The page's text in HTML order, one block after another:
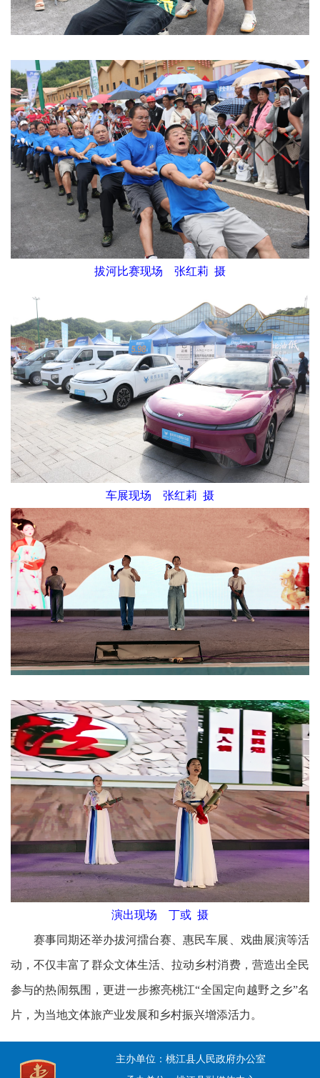
拔河比赛现场 张红莉 摄
车展现场 张红莉 摄
演出现场 丁或 摄
赛事同期还举办拔河擂台赛、惠民车展、戏曲展演等活
动，不仅丰富了群众文体生活、拉动乡村消费，营造出全民
参与的热闹氛围，更进一步擦亮桃江“全国定向越野之乡”名
片，为当地文体旅产业发展和乡村振兴增添活力。
主办单位：桃江县人民政府办公室